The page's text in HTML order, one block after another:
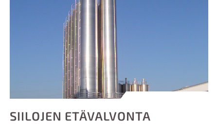
SIILOJEN ETÄVALVONTA